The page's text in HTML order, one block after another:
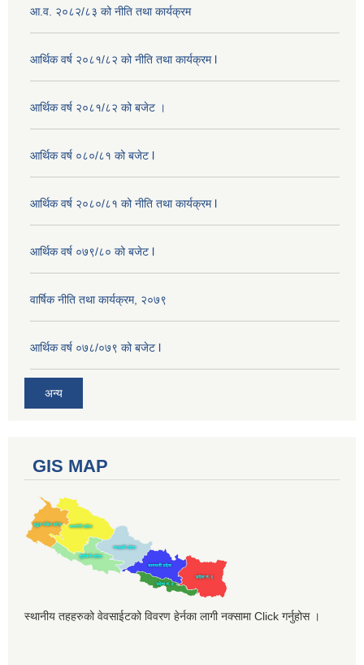
आ.व. २०८२/८३ को नीति तथा कार्यक्रम
आर्थिक वर्ष २०८१/८२ को नीति तथा कार्यक्रम l
आर्थिक वर्ष २०८१/८२ को बजेट ।
आर्थिक वर्ष ०८०/८१ को बजेट l
आर्थिक वर्ष २०८०/८१ को नीति तथा कार्यक्रम l
आर्थिक वर्ष ०७९/८० को बजेट l
वार्षिक नीति तथा कार्यक्रम, २०७९
आर्थिक वर्ष ०७८/०७९ को बजेट l
अन्य
GIS MAP
स्थानीय तहहरुको वेवसाईटको विवरण हेर्नका लागी नक्सामा Click गर्नुहोस ।